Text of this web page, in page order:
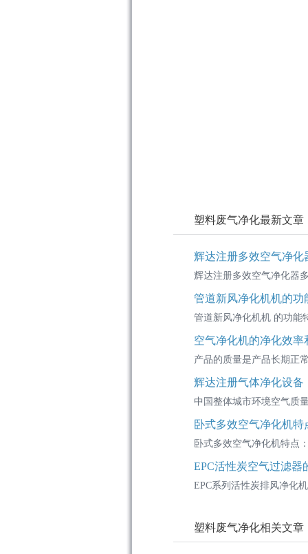
塑料废气净化最新文章
辉达注册多效空气净化
辉达注册多效空气净化器
管道新风净化机机的功
管道新风净化机机 的功能
空气净化机的净化效率
产品的质量是产品长期正
辉达注册气体净化设备
中国整体城市环境空气质
卧式多效空气净化机特
卧式多效空气净化机特点
EPC活性炭空气过滤器
EPC系列活性炭排风净化
塑料废气净化相关文章